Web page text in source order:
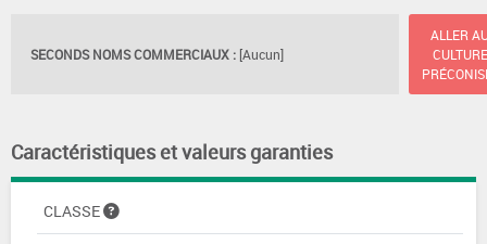
SECONDS NOMS COMMERCIAUX : [Aucun]
ALLER
Caractéristiques et valeurs garanties
CLASSE